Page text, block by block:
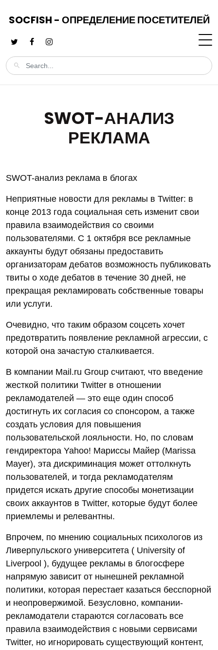
SOCFISH - ОПРЕДЕЛЕНИЕ ПОСЕТИТЕЛЕЙ
SWOT-АНАЛИЗ
РЕКЛАМА
SWOT-анализ реклама в блогах
Неприятные новости для рекламы в Twitter: в
конце 2013 года социальная сеть изменит свои
правила взаимодействия со своими
пользователями. С 1 октября все рекламные
аккаунты будут обязаны предоставить
организаторам дебатов возможность публиковать
твиты о ходе дебатов в течение 30 дней, не
прекращая рекламировать собственные товары
или услуги.
Очевидно, что таким образом соцсеть хочет
предотвратить появление рекламной агрессии, с
которой она зачастую сталкивается.
В компании Mail.ru Group считают, что введение
жесткой политики Twitter в отношении
рекламодателей — это еще один способ
достигнуть их согласия со спонсором, а также
создать условия для повышения
пользовательской лояльности. Но, по словам
гендиректора Yahoo! Мариссы Майер (Marissa
Mayer), эта дискриминация может оттолкнуть
пользователей, и тогда рекламодателям
придется искать другие способы монетизации
своих аккаунтов в Twitter, которые будут более
приемлемы и релевантны.
Впрочем, по мнению социальных психологов из
Ливерпульского университета ( University of
Liverpool ), будущее рекламы в блогосфере
напрямую зависит от нынешней рекламной
политики, которая перестает казаться бесспорной
и неопровержимой. Безусловно, компании-
рекламодатели стараются согласовать все
правила взаимодействия с новыми сервисами
Twitter, но игнорировать существующий контент,